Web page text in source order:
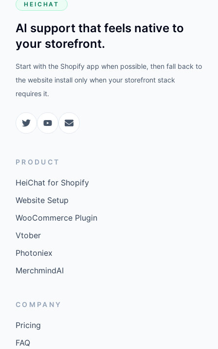
HEICHAT
AI support that feels native to
your storefront.
Start with the Shopify app when possible, then fall back to
the website install only when your storefront stack
requires it.
PRODUCT
HeiChat for Shopify
Website Setup
WooCommerce Plugin
Vtober
Photoniex
MerchmindAI
COMPANY
Pricing
FAQ